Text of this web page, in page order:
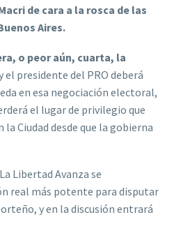
de cara a la rosca de las
Aires.
o peor aún, cuarta, la
el presidente del PRO deberá
en esa negociación electoral,
el lugar de privilegio que
Ciudad desde que la gobierna
Libertad Avanza se
real más potente para disputar
y en la discusión entrará